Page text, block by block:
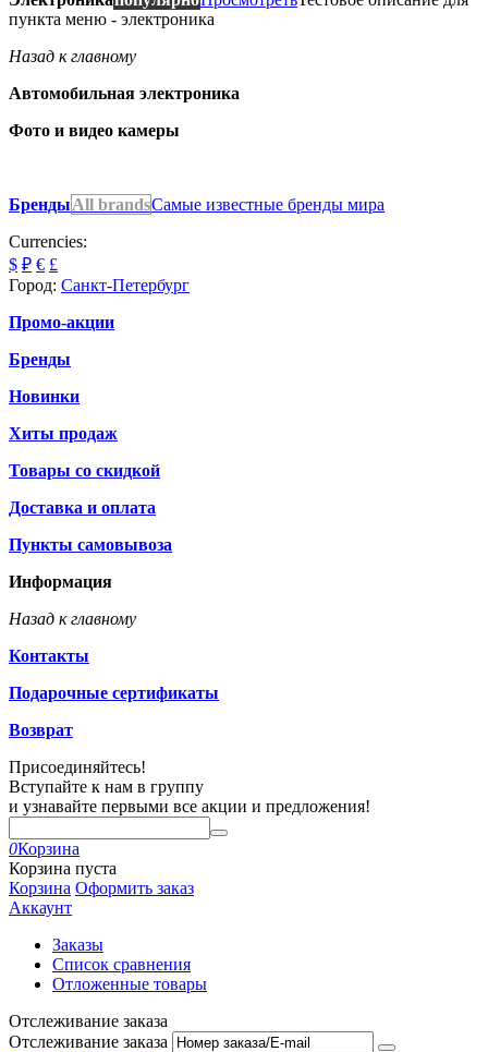
пункта меню - электроника
Назад к главному
Автомобильная электроника
Фото и видео камеры
БрендыAll brandsСамые известные бренды мира
Currencies:
$ ₽ € £
Город: Санкт-Петербург
Промо-акции
Бренды
Новинки
Хиты продаж
Товары со скидкой
Доставка и оплата
Пункты самовывоза
Информация
Назад к главному
Контакты
Подарочные сертификаты
Возврат
Присоединяйтесь!
Вступайте к нам в группу
и узнавайте первыми все акции и предложения!
0Корзина
Корзина пуста
Корзина Оформить заказ
Аккаунт
Заказы
Список сравнения
Отложенные товары
Отслеживание заказа
Отслеживание заказа